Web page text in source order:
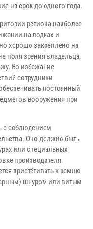
на срок до одного года.
региона наиболее
на лодках и
хорошо закреплено на
поля зрения владельца,
Во избежание
сотрудники
постоянный
вооружения при
с соблюдением
Оно должно быть
или специальных
производителя.
пристёгивать к ремню
шнуром или витым